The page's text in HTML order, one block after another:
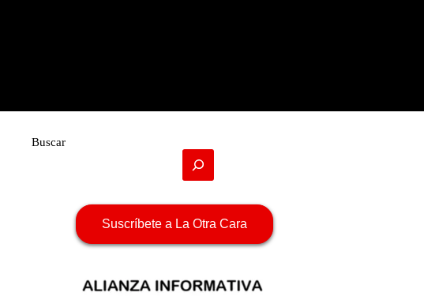
Buscar
Suscríbete a La Otra Cara